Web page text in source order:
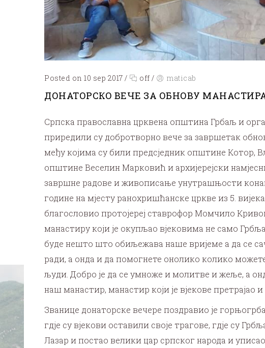
Posted on 10 sep 2017 / off / maticab
ДОНАТОРСКО ВЕЧЕ ЗА ОБНОВУ
Српска православна црквена општина Грбаљ и
приредили су добротворно вече за завршетак
међу којима су били предсједник општине Котор,
општине Веселин Марковић и архијерејски
завршне радове и живописање унутрашњости
године на мјесту ранохришћанске цркве из 5.
благословио протојереј ставрофор Момчило
манастиру који је окупљао вјековима не само
буде нешто што обиљежава наше вријеме а да се
ради, а онда и да помогнете онолико колико
људи. Добро је да се умноже и молитве и жеље, а
наш манастир, манастир који је вјекове претрајао
Званице донаторске вечере поздравио је
гдје су вјекови оставили своје трагове, гдје су
Лазар и постао велики цар српског народа и